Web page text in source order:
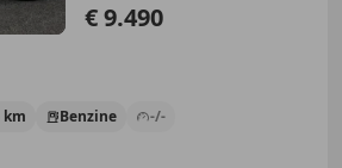
€ 9.490
km Benzine -/-